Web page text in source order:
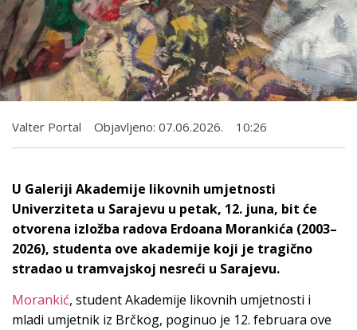
Valter Portal Objavljeno: 07.06.2026. 10:26
U Galeriji Akademije likovnih umjetnosti
Univerziteta u Sarajevu u petak, 12. juna, bit će
otvorena izložba radova Erdoana Morankića (2003–
2026), studenta ove akademije koji je tragično
stradao u tramvajskoj nesreći u Sarajevu.
Morankić, student Akademije likovnih umjetnosti i
mladi umjetnik iz Brčkog, poginuo je 12. februara ove